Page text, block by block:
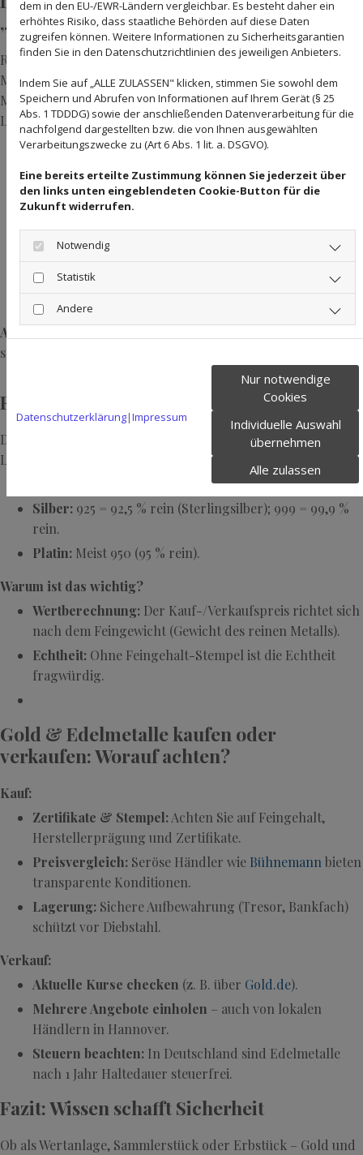
„rein“ ist
Reines Gold (24 Karat) ist weich und für Schmuck oder
Münzen oft ungeeignet. Deshalb wird es mit anderen
Metallen wie Kupfer oder Silber legiert. Typische
Legierungen:
333er Gold:33,3 % Gold, 66,7 % andere Metalle (z. B. für
585er Gold:58,5 % Gold (14 Karat), Standard für
hochwertigen Schmuck.
750er Gold:75 % Gold (18 Karat), beliebt für Trauringe
und Anlagemünzen.
999er Gold:
99,9 % Gold (24 Karat), für Barren und
Investmentmünzen wie den Krügerrand.
Achtung:
sonst handelt es sich möglicherweise um Fälschungen!
Feingehalt: Das Maß für Reinheit
Der Feingehalt gibt an, wie viel reines Edelmetall in einer
Legierung enthalten ist. Beispiele:
999 = 99,9 % rein; 750 = 75 % rein.
Silber: 925 = 92,5 % rein (Sterlingsilber); 999 = 99,9 %
rein.
Platin: Meist 950 (95 % rein).
Warum ist das wichtig?
Wertberechnung: Der Kauf-/Verkaufspreis richtet sich
nach dem Feingewicht (Gewicht des reinen Metalls).
Echtheit: Ohne Feingehalt-Stempel ist die Echtheit
fragwürdig.
Gold & Edelmetalle kaufen oder
verkaufen: Worauf achten?
Kauf:
Zertifikate & Stempel:Achten Sie auf Feingehalt,
Herstellerprägung und Zertifikate.
Preisvergleich: Seröse Händler wie Bühnemann bieten
transparente Konditionen.
Lagerung: Sichere Aufbewahrung (Tresor, Bankfach)
schützt vor Diebstahl.
Verkauf:
Aktuelle Kurse checken (z. B. über Gold.de).
Mehrere Angebote einholen – auch von lokalen
Händlern in Hannover.
Steuern beachten: In Deutschland sind Edelmetalle
nach 1 Jahr Haltedauer steuerfrei.
Fazit: Wissen schafft Sicherheit
Ob als Wertanlage, Sammlerstück oder Erbstück – Gold und
dem in den EU-/EWR-Ländern vergleichbar. Es besteht daher ein
erhöhtes Risiko, dass staatliche Behörden auf diese Daten
zugreifen können. Weitere Informationen zu Sicherheitsgarantien
finden Sie in den Datenschutzrichtlinien des jeweiligen Anbieters.
Indem Sie auf „ALLE ZULASSEN" klicken, stimmen Sie sowohl dem
Speichern und Abrufen von Informationen auf Ihrem Gerät (§ 25
Abs. 1 TDDDG) sowie der anschließenden Datenverarbeitung für die
nachfolgend dargestellten bzw. die von Ihnen ausgewählten
Verarbeitungszwecke zu (Art 6 Abs. 1 lit. a. DSGVO).
Eine bereits erteilte Zustimmung können Sie jederzeit über
den links unten eingeblendeten Cookie-Button für die
Zukunft widerrufen.
Notwendig
Statistik
Andere
Datenschutzerklärung|Impressum
Nur notwendige
Cookies
Individuelle Auswahl
übernehmen
Alle zulassen